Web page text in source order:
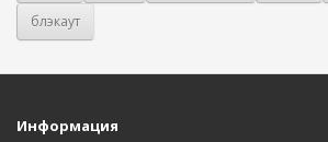
блэкаут
Информация